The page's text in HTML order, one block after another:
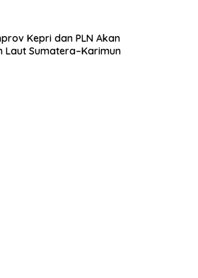
Kepri dan PLN Akan
Laut Sumatera–Karimun